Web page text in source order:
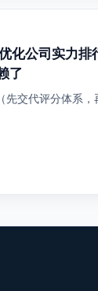
公司实力排
了
先交代评分体系